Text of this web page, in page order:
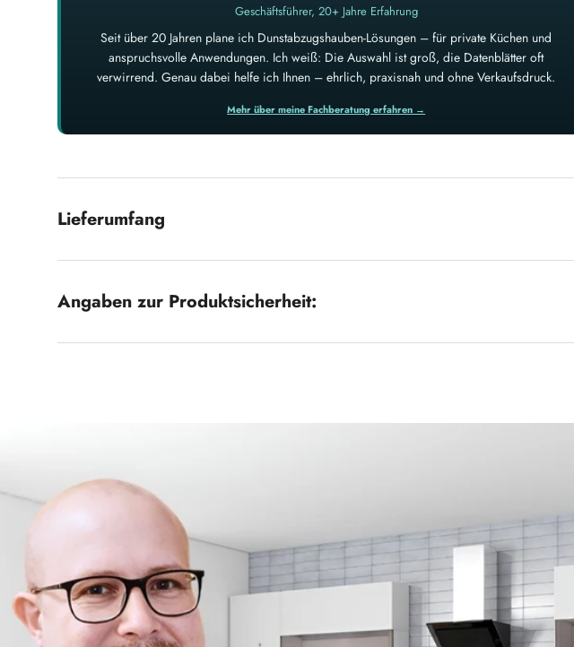
Geschäftsführer, 20+ Jahre Erfahrung
Seit über 20 Jahren plane ich Dunstabzugshauben-Lösungen – für private Küchen und
anspruchsvolle Anwendungen. Ich weiß: Die Auswahl ist groß, die Datenblätter oft
verwirrend. Genau dabei helfe ich Ihnen – ehrlich, praxisnah und ohne Verkaufsdruck.
Mehr über meine Fachberatung erfahren →
Lieferumfang
Angaben zur Produktsicherheit: